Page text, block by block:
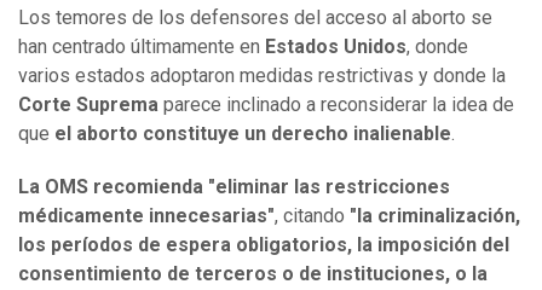
Los temores de los defensores del acceso al aborto se
han centrado últimamente en Estados Unidos, donde
varios estados adoptaron medidas restrictivas y donde la
Corte Suprema parece inclinado a reconsiderar la idea de
que el aborto constituye un derecho inalienable.
La OMS recomienda "eliminar las restricciones
médicamente innecesarias", citando "la criminalización,
los períodos de espera obligatorios, la imposición del
consentimiento de terceros o de instituciones, o la